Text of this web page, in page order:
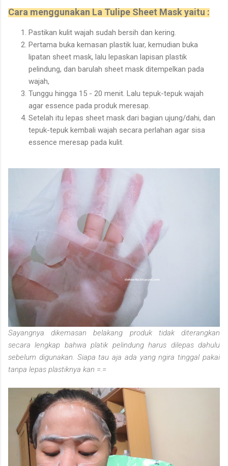
Cara menggunakan La Tulipe Sheet Mask yaitu :
Pastikan kulit wajah sudah bersih dan kering.
Pertama buka kemasan plastik luar, kemudian buka
lipatan sheet mask, lalu lepaskan lapisan plastik
pelindung, dan barulah sheet mask ditempelkan pada
wajah,
Tunggu hingga 15 - 20 menit. Lalu tepuk-tepuk wajah
agar essence pada produk meresap.
Setelah itu lepas sheet mask dari bagian ujung/dahi, dan
tepuk-tepuk kembali wajah secara perlahan agar sisa
essence meresap pada kulit.
Sayangnya dikemasan belakang produk tidak diterangkan
secara lengkap bahwa platik pelindung harus dilepas dahulu
sebelum digunakan. Siapa tau aja ada yang ngira tinggal pakai
tanpa lepas plastiknya kan =.=